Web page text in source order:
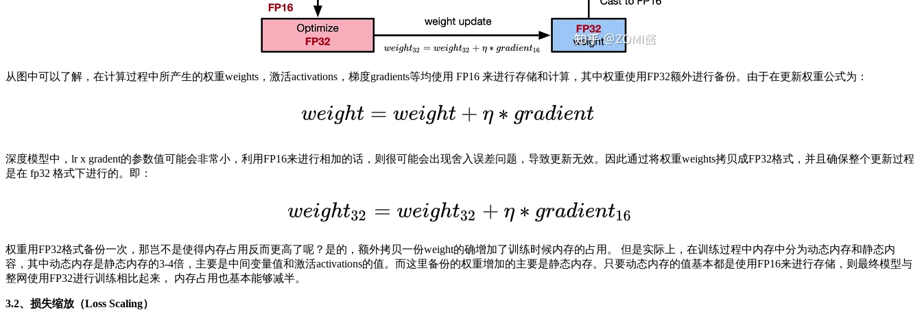
从图中可以了解，在计算过程中所产生的权重weights，激活activations，梯度gradients等均使用 FP16 来进行存储和计算，其中权重使用FP32额外进行备份。由于在更新权重公式为：
深度模型中，lr x gradent的参数值可能会非常小，利用FP16来进行相加的话，则很可能会出现舍入误差问题，导致更新无效。因此通过将权重weights拷贝成FP32格式，并且确保整个更新过程
是在 fp32 格式下进行的。即：
权重用FP32格式备份一次，那岂不是使得内存占用反而更高了呢？是的，额外拷贝一份weight的确增加了训练时候内存的占用。 但是实际上，在训练过程中内存中分为动态内存和静态内
容，其中动态内存是静态内存的3-4倍，主要是中间变量值和激活activations的值。而这里备份的权重增加的主要是静态内存。只要动态内存的值基本都是使用FP16来进行存储，则最终模型与
整网使用FP32进行训练相比起来， 内存占用也基本能够减半。
3.2、损失缩放（Loss Scaling）